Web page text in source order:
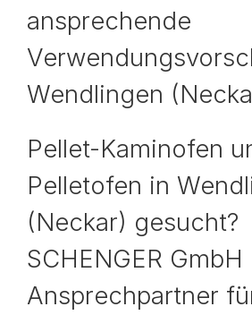
ansprechende
Wendlingen
Pellet-Kaminofen
Pelletofen in
(Neckar) gesucht?
SCHENGER
Ansprechpartner